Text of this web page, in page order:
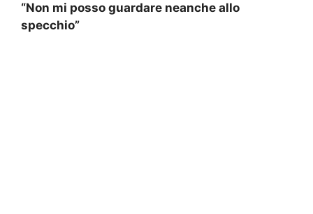
“Non mi posso guardare neanche allo
specchio”